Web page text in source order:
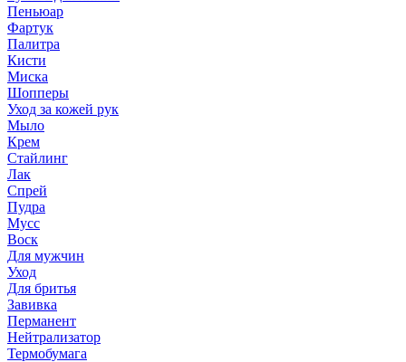
Пеньюар
Фартук
Палитра
Кисти
Миска
Шопперы
Уход за кожей рук
Мыло
Крем
Стайлинг
Лак
Спрей
Пудра
Мусс
Воск
Для мужчин
Уход
Для бритья
Завивка
Перманент
Нейтрализатор
Термобумага